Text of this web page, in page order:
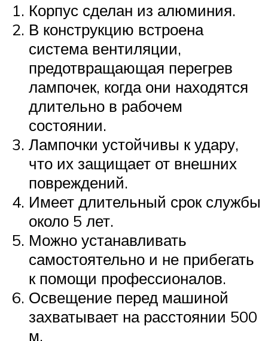
Корпус сделан из алюминия.
В конструкцию встроена
система вентиляции,
предотвращающая перегрев
лампочек, когда они находятся
длительно в рабочем
состоянии.
Лампочки устойчивы к удару,
что их защищает от внешних
повреждений.
Имеет длительный срок службы
около 5 лет.
Можно устанавливать
самостоятельно и не прибегать
к помощи профессионалов.
Освещение перед машиной
захватывает на расстоянии 500
м.